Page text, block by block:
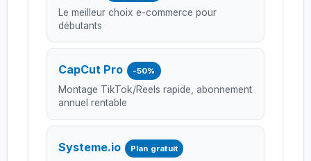
Le meilleur choix e-commerce pour
débutants
CapCut Pro -50%
Montage TikTok/Reels rapide, abonnement
annuel rentable
Systeme.io Plan gratuit